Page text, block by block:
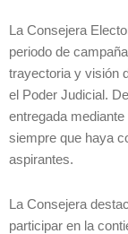
La Consejera
periodo de
trayectoria y visión
el Poder Judicial.
entregada
siempre que haya
aspirantes.
La Consejera
participar en la